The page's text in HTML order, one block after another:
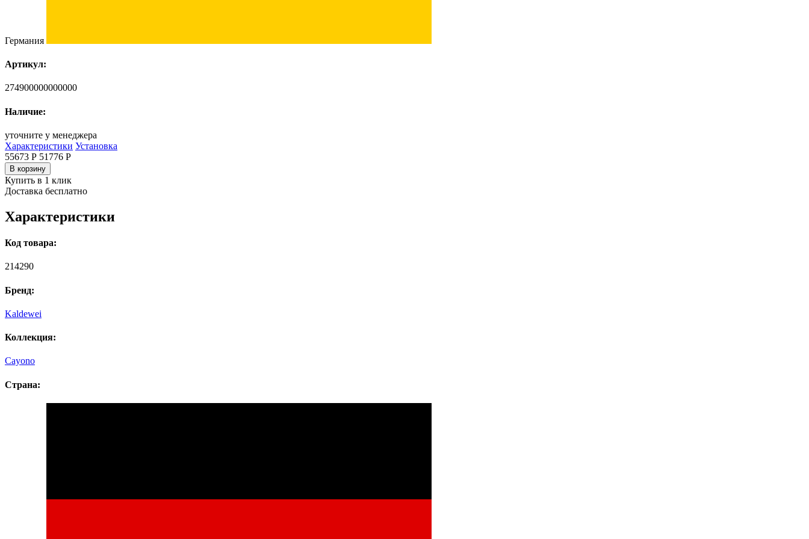
Германия
Артикул:
274900000000000
Наличие:
уточните у менеджера
Характеристики Установка
55673 Р 51776 Р
В корзину
Купить в 1 клик
Доставка бесплатно
Характеристики
Код товара:
214290
Бренд:
Kaldewei
Коллекция:
Cayono
Страна: